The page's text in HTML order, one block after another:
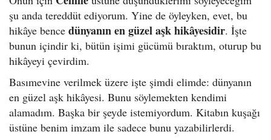
şu anda tereddüt ediyorum. Yine de öyleyken, evet, bu
hikâye bence dünyanın en güzel aşk hikâyesidir. İşte
bunun içindir ki, bütün işimi gücümü bıraktım, oturup bu
hikâyeyi çevirdim.
Basımevine verilmek üzere işte şimdi elimde: dünyanın
en güzel aşk hikâyesi. Bunu söylemekten kendimi
alamadım. Başka bir şeyde istemiyordum. Kitabın kuşağı
üstüne benim imzam ile sadece bunu yazabilirlerdi.